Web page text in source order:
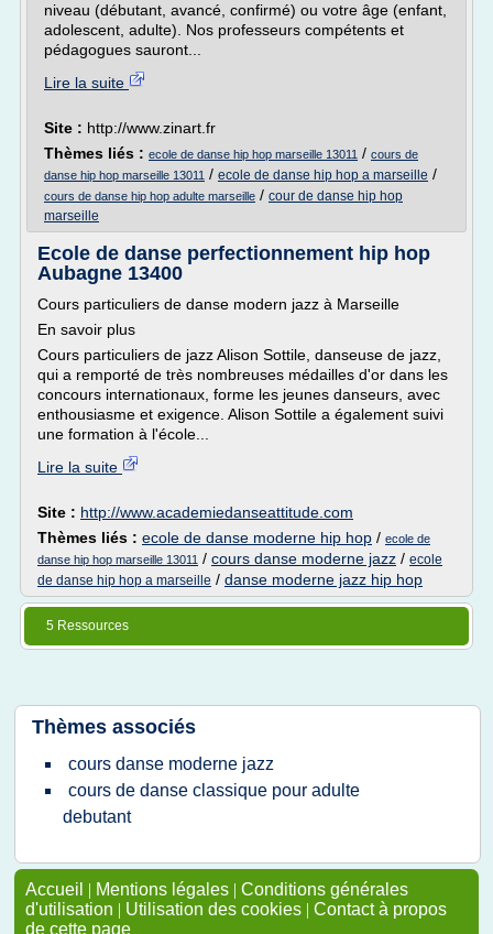
niveau (débutant, avancé, confirmé) ou votre âge (enfant,
adolescent, adulte). Nos professeurs compétents et
pédagogues sauront...
Lire la suite
Site : http://www.zinart.fr
Thèmes liés : ecole de danse hip hop marseille 13011 / cours de
danse hip hop marseille 13011 / ecole de danse hip hop a marseille /
cours de danse hip hop adulte marseille / cour de danse hip hop
marseille
Ecole de danse perfectionnement hip hop
Aubagne 13400
Cours particuliers de danse modern jazz à Marseille
En savoir plus
Cours particuliers de jazz Alison Sottile, danseuse de jazz,
qui a remporté de très nombreuses médailles d'or dans les
concours internationaux, forme les jeunes danseurs, avec
enthousiasme et exigence. Alison Sottile a également suivi
une formation à l'école...
Lire la suite
Site : http://www.academiedanseattitude.com
Thèmes liés : ecole de danse moderne hip hop / ecole de
danse hip hop marseille 13011 / cours danse moderne jazz / ecole
de danse hip hop a marseille / danse moderne jazz hip hop
5 Ressources
Thèmes associés
cours danse moderne jazz
cours de danse classique pour adulte
debutant
Accueil | Mentions légales | Conditions générales
d'utilisation | Utilisation des cookies | Contact à propos
de cette page